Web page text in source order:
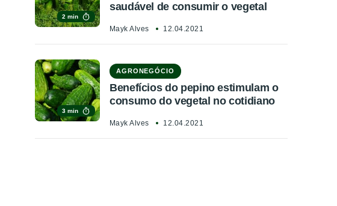
2 min
saudável de consumir o vegetal
Mayk Alves 12.04.2021
3 min
AGRONEGÓCIO
Benefícios do pepino estimulam o
consumo do vegetal no cotidiano
Mayk Alves 12.04.2021